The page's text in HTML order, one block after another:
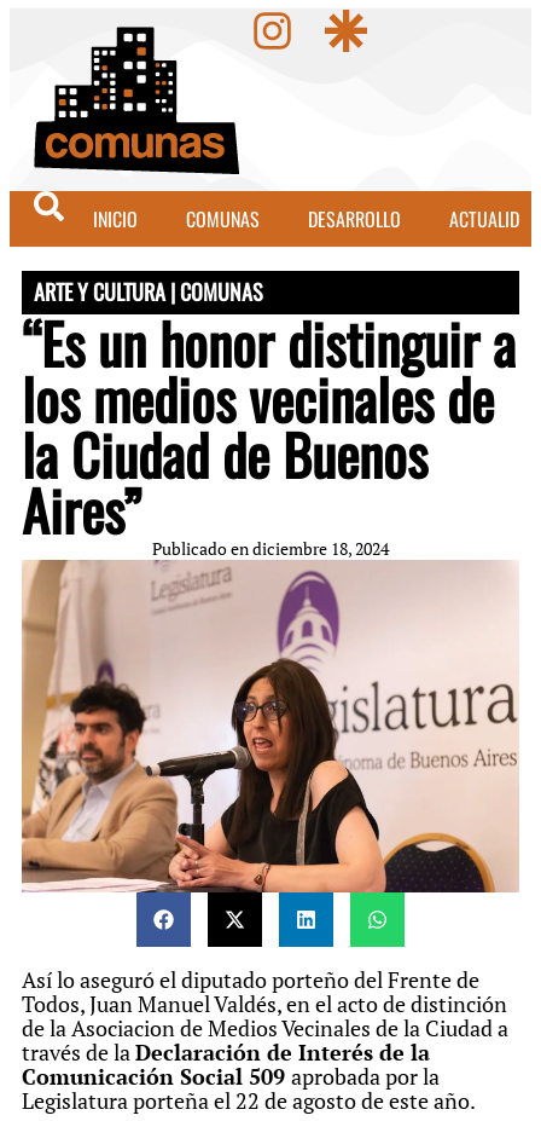
INICIO COMUNAS DESARROLLO ACTUALIDAD
ARTE Y CULTURA|COMUNAS
“Es un honor distinguir a
los medios vecinales de
la Ciudad de Buenos
Aires” Publicado endiciembre 18, 2024
Así lo aseguró el diputado porteño del Frente de
Todos, Juan Manuel Valdés, en el acto de distinción
de la Asociacion de Medios Vecinales de la Ciudad a
través de laDeclaración de Interés de la
Comunicación Social 509 aprobada por la
Legislatura porteña el 22 de agosto de este año.